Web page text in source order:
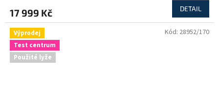
17 999 Kč DETAIL
Výprodej
Test centrum
Použité lyže
Kód: 28952/170